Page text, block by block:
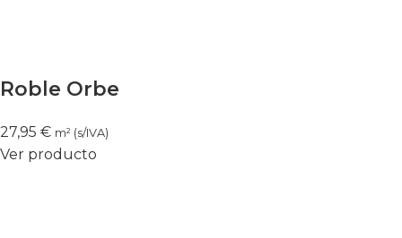
Roble Orbe
27,95 € m² (s/IVA)
Ver producto